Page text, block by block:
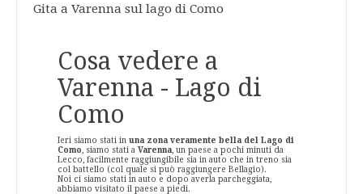
Gita a Varenna sul lago di Como
Cosa vedere a
Varenna - Lago di
Como
Ieri siamo stati in una zona veramente bella del Lago di
Como , siamo stati a Varenna , un paese a pochi minuti da
Lecco, facilmente raggiungibile sia in auto che in treno sia
col battello (col quale si può raggiungere Bellagio).
Noi ci siamo stati in auto e dopo averla parcheggiata,
abbiamo visitato il paese a piedi.